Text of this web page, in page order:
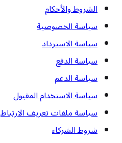
الشروط والأحكام
سياسة الخصوصية
سياسة الاسترداد
سياسة الدفع
سياسة الدعم
سياسة الاستخدام المقبول
سياسة ملفات تعريف الارتباط
شروط الشركاء